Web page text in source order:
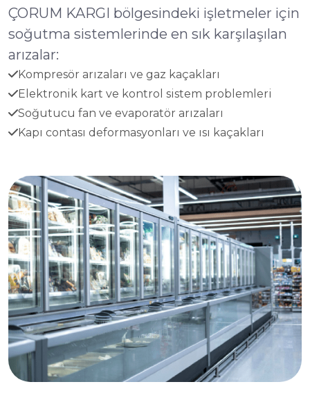
ÇORUM KARGI bölgesindeki işletmeler için
soğutma sistemlerinde en sık karşılaşılan
arızalar:
Kompresör arızaları ve gaz kaçakları
Elektronik kart ve kontrol sistem problemleri
Soğutucu fan ve evaporatör arızaları
Kapı contası deformasyonları ve ısı kaçakları